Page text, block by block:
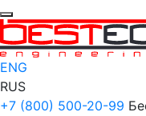
ENG
RUS
+7 (800) 500-20-99